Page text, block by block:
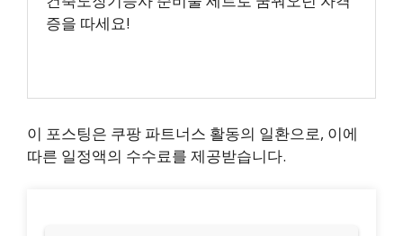
증을 따세요!
이 포스팅은 쿠팡 파트너스 활동의 일환으로, 이에
따른 일정액의 수수료를 제공받습니다.